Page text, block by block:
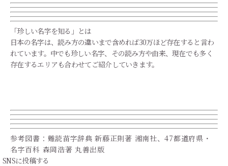
「珍しい名字を知る」とは
日本の名字は、読み方の違いまで含めれば30万ほど存在すると言わ
れています。中でも珍しい名字、その読み方や由来、現在でも多く
存在するエリアも合わせてご紹介していきます。
参考図書：難読苗字辞典 新藤正則著 湘南社、47都道府県・
名字百科 森岡浩著 丸善出版
SNSに投稿する